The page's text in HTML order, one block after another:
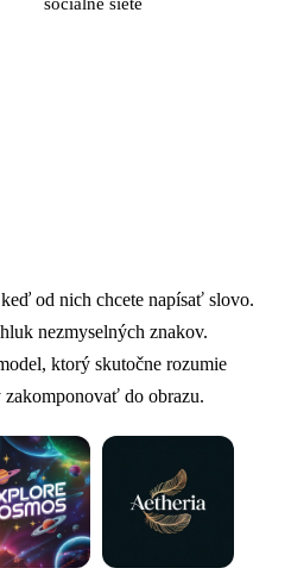
sociálne siete
od nich chcete napísať slovo.
nezmyselných znakov.
ktorý skutočne rozumie
do obrazu.